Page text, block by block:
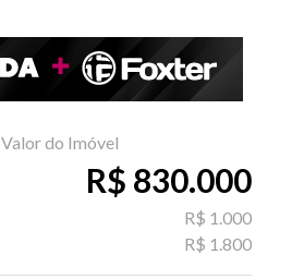
Valor do Imóvel
R$ 830.000
R$ 1.000
R$ 1.800